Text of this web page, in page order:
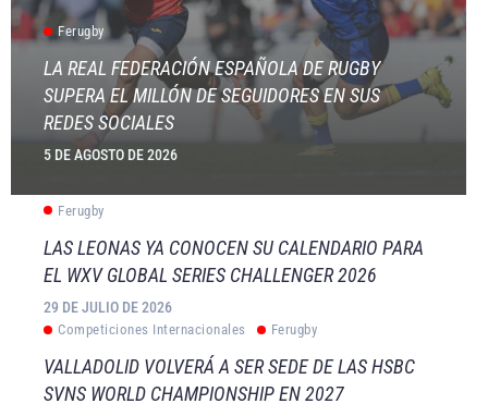
Ferugby
LA REAL FEDERACIÓN ESPAÑOLA DE RUGBY
SUPERA EL MILLÓN DE SEGUIDORES EN SUS
REDES SOCIALES
5 DE AGOSTO DE 2026
Ferugby
LAS LEONAS YA CONOCEN SU CALENDARIO PARA
EL WXV GLOBAL SERIES CHALLENGER 2026
29 DE JULIO DE 2026
Competiciones Internacionales Ferugby
VALLADOLID VOLVERÁ A SER SEDE DE LAS HSBC
SVNS WORLD CHAMPIONSHIP EN 2027